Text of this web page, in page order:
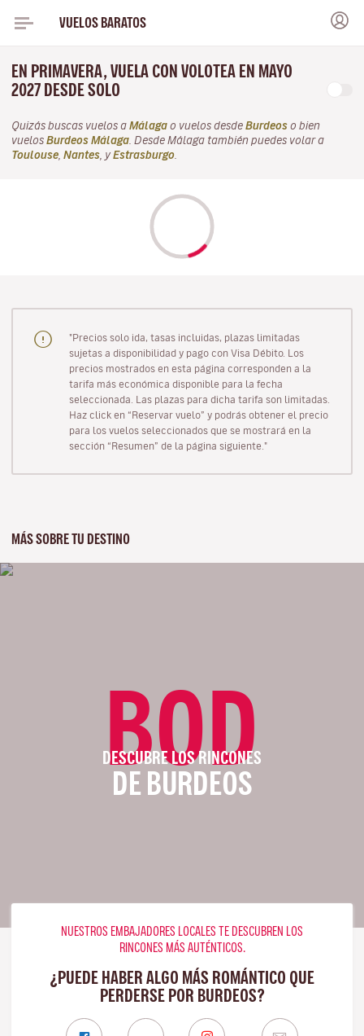
VUELOS BARATOS
EN PRIMAVERA, VUELA CON VOLOTEA EN MAYO
2027 DESDE SOLO
Quizás buscas vuelos a Málaga o vuelos desde Burdeos o bien
vuelos Burdeos Málaga . Desde Málaga también puedes volar a
Toulouse Nantes , y Estrasburgo
"Precios solo ida, tasas incluidas, plazas limitadas
sujetas a disponibilidad y pago con Visa Débito. Los
precios mostrados en esta página corresponden a la
tarifa más económica disponible para la fecha
seleccionada. Las plazas para dicha tarifa son limitadas.
Haz click en “Reservar vuelo” y podrás obtener el precio
para los vuelos seleccionados que se mostrará en la
sección “Resumen” de la página siguiente."
MÁS SOBRE TU DESTINO
BOD
DESCUBRE LOS RINCONES
DE BURDEOS
NUESTROS EMBAJADORES LOCALES TE DESCUBREN LOS
RINCONES MÁS AUTÉNTICOS.
¿PUEDE HABER ALGO MÁS ROMÁNTICO QUE
PERDERSE POR BURDEOS?